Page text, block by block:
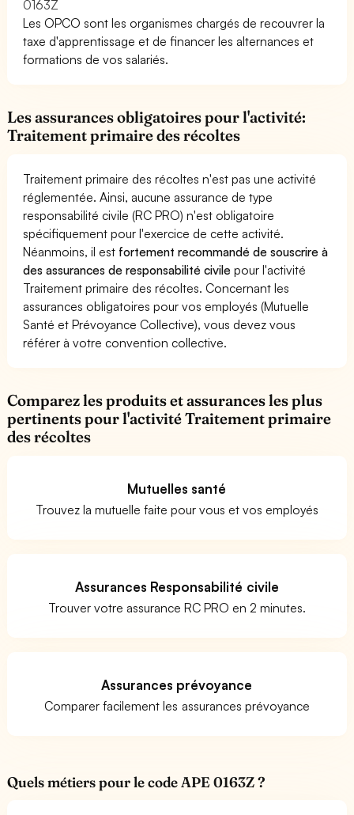
0163Z
Les OPCO sont les organismes chargés de recouvrer la
taxe d'apprentissage et de financer les alternances et
formations de vos salariés.
Les assurances obligatoires pour l'activité:
Traitement primaire des récoltes
Traitement primaire des récoltes n'est pas une activité
réglementée. Ainsi, aucune assurance de type
responsabilité civile (RC PRO) n'est obligatoire
spécifiquement pour l'exercice de cette activité.
Néanmoins, il est fortement recommandé de souscrire à
des assurances de responsabilité civile pour l'activité
Traitement primaire des récoltes. Concernant les
assurances obligatoires pour vos employés (Mutuelle
Santé et Prévoyance Collective), vous devez vous
référer à votre convention collective.
Comparez les produits et assurances les plus
pertinents pour l'activité Traitement primaire
des récoltes
Mutuelles santé
Trouvez la mutuelle faite pour vous et vos employés
Assurances Responsabilité civile
Trouver votre assurance RC PRO en 2 minutes.
Assurances prévoyance
Comparer facilement les assurances prévoyance
Quels métiers pour le code APE 0163Z ?